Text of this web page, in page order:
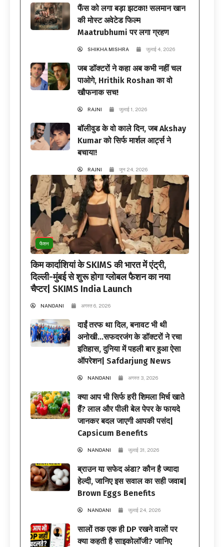
फैंस को लगा बड़ा झटका! सलमान खान
की मोस्ट अवेटेड फिल्म
Maatrubhumi पर लगा ग्रहण
SHIKHA MISHRA जुलाई 4, 2026
जब डॉक्टरों ने कहा अब कभी नहीं चल
पाओगे, Hrithik Roshan का वो
खौफनाक सच!
RAJNI जुलाई 1, 2026
बॉलीवुड के वो काले दिन, जब Akshay
Kumar को सिर्फ मार्शल आर्ट्स ने
बचाया!
RAJNI जून 24, 2026
फैशन
किम कार्दाशियां के SKIMS की भारत में एंट्री,
दिल्ली-मुंबई से शुरू होगा ग्लोबल फैशन का नया
चैप्टर| SKIMS India Launch
NANDANI अगस्त 6, 2026
दाईं तरफ था दिल, बनावट भी थी
अनोखी…सफदरजंग के डॉक्टरों ने रचा
इतिहास, दुनिया में पहली बार हुआ ऐसा
ऑपरेशन| Safdarjung News
NANDANI अगस्त 3, 2026
क्या आप भी सिर्फ हरी शिमला मिर्च खाते
हैं? लाल और पीली बेल पेपर के फायदे
जानकर बदल जाएगी आपकी पसंद|
Capsicum Benefits
NANDANI जुलाई 31, 2026
ब्राउन या सफेद अंडा? कौन है ज्यादा
हेल्दी, जानिए इस सवाल का सही जवाब|
Brown Eggs Benefits
NANDANI जुलाई 24, 2026
सालों तक एक ही DP रखने वालों पर
क्या कहती है साइकोलॉजी? जानिए